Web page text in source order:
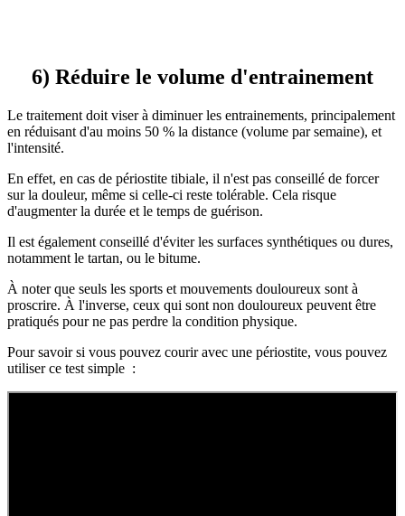
6) Réduire le volume d'entrainement
Le traitement doit viser à diminuer les entrainements, principalement
en réduisant d'au moins 50 % la distance (volume par semaine), et
l'intensité.
En effet, en cas de périostite tibiale, il n'est pas conseillé de forcer
sur la douleur, même si celle-ci reste tolérable. Cela risque
d'augmenter la durée et le temps de guérison.
Il est également conseillé d'éviter les surfaces synthétiques ou dures,
notamment le tartan, ou le bitume.
À noter que seuls les sports et mouvements douloureux sont à
proscrire. À l'inverse, ceux qui sont non douloureux peuvent être
pratiqués pour ne pas perdre la condition physique.
Pour savoir si vous pouvez courir avec une périostite, vous pouvez
utiliser ce test simple :